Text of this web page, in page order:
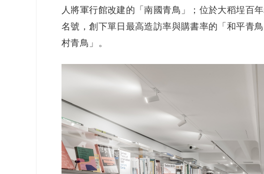
人將軍行館改建的「南國青鳥」；位於大稻埕百
名號，創下單日最高造訪率與購書率的「和平青
村青鳥」。